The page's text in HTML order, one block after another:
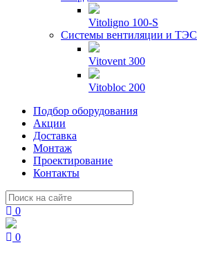
Vitoligno 100-S
Системы вентиляции и ТЭС
Vitovent 300
Vitobloc 200
Подбор оборудования
Акции
Доставка
Монтаж
Проектирование
Контакты
0
0